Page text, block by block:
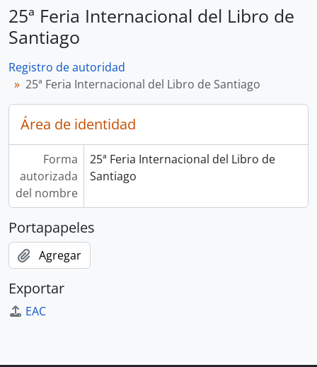
25ª Feria Internacional del Libro de
Santiago
Registro de autoridad
25ª Feria Internacional del Libro de Santiago
Área de identidad
Forma
autorizada
del nombre
25ª Feria Internacional del Libro de
Santiago
Portapapeles
Agregar
Exportar
EAC